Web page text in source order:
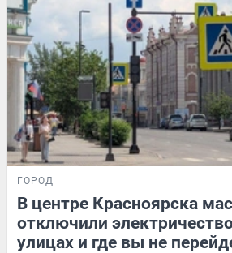
ГОРОД
В центре Красноярска
отключили
улицах и где вы не